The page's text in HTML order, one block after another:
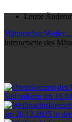
Letzte
Männerchor Weiler
Internetseite des